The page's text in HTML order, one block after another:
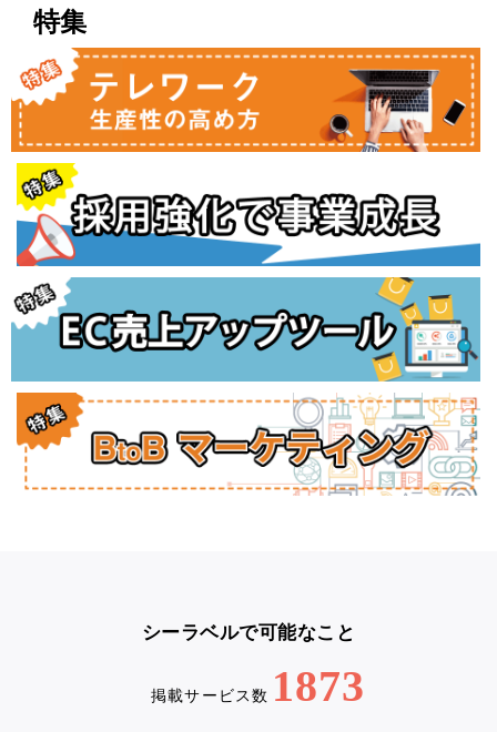
特集
シーラベルで可能なこと
掲載サービス数 1873